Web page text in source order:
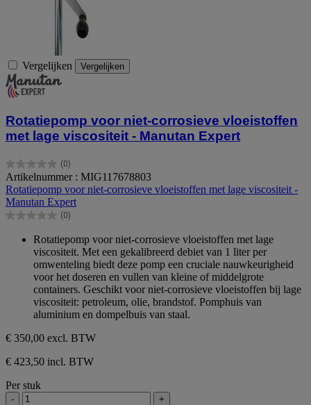
Vergelijken Vergelijken
Rotatiepomp voor niet-corrosieve vloeistoffen
met lage viscositeit - Manutan Expert
(0)
0.0
van
de
5
sterren.
Artikelnummer : MIG117678803
Rotatiepomp voor niet-corrosieve vloeistoffen met lage viscositeit -
Manutan Expert
(0)
0.0
sterren.
Rotatiepomp voor niet-corrosieve vloeistoffen met lage
viscositeit. Met een gekalibreerd debiet van 1 liter per
omwenteling biedt deze pomp een cruciale nauwkeurigheid
voor het doseren en vullen van kleine of middelgrote
containers. Geschikt voor niet-corrosieve vloeistoffen bij lage
viscositeit: petroleum, olie, brandstof. Pomphuis van
aluminium en dompelbuis van staal.
€ 350,00 excl. BTW
€ 423,50 incl. BTW
Per stuk
- +